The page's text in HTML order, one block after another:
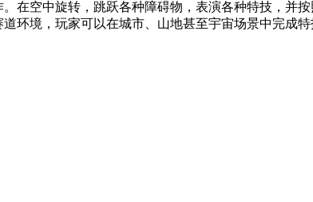
在空中旋转，跳跃各种障碍物，表演各种特技，并
境，玩家可以在城市、山地甚至宇宙场景中完成特